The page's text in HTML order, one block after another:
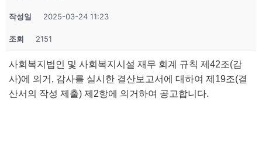
작성일 2025-03-24 11:23
조회 2151
사회복지법인 및 사회복지시설 재무 회계 규칙 제42조(감
사)에 의거, 감사를 실시한 결산보고서에 대하여 제19조(결
산서의 작성 제출) 제2항에 의거하여 공고합니다.